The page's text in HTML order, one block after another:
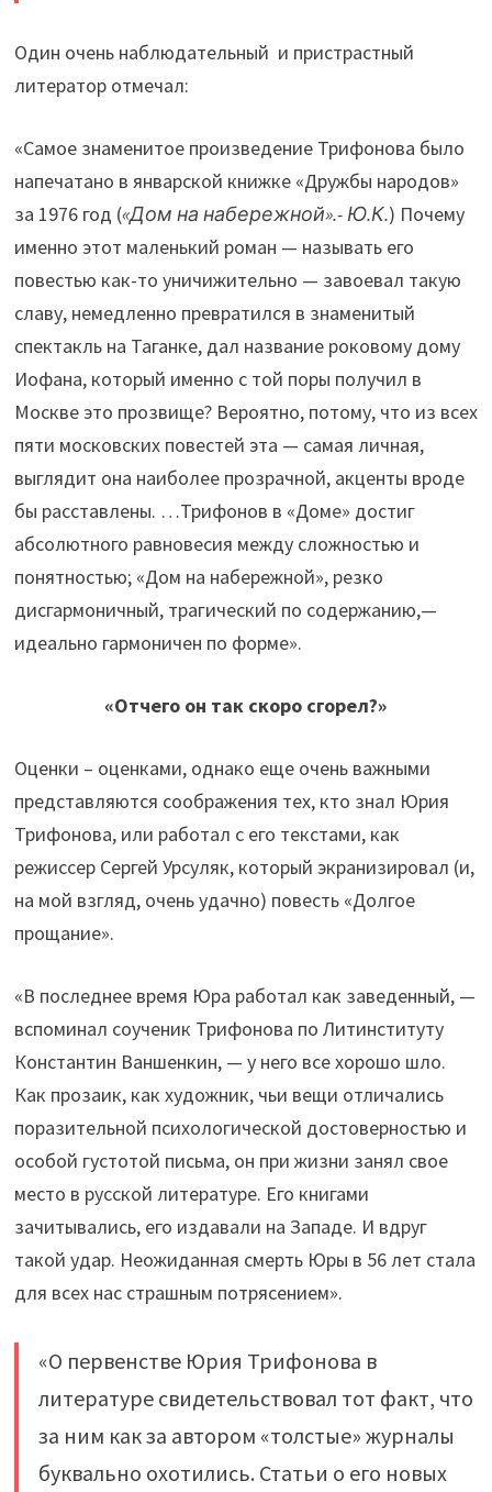
Один очень наблюдательный и пристрастный
литератор отмечал:
«Самое знаменитое произведение Трифонова было
напечатано в январской книжке «Дружбы народов»
за 1976 год («Дом на набережной».- Ю.К.) Почему
именно этот маленький роман — называть его
повестью как-то уничижительно — завоевал такую
славу, немедленно превратился в знаменитый
спектакль на Таганке, дал название роковому дому
Иофана, который именно с той поры получил в
Москве это прозвище? Вероятно, потому, что из всех
пяти московских повестей эта — самая личная,
выглядит она наиболее прозрачной, акценты вроде
бы расставлены. …Трифонов в «Доме» достиг
абсолютного равновесия между сложностью и
понятностью; «Дом на набережной», резко
дисгармоничный, трагический по содержанию,—
идеально гармоничен по форме».
«Отчего он так скоро сгорел?»
Оценки – оценками, однако еще очень важными
представляются соображения тех, кто знал Юрия
Трифонова, или работал с его текстами, как
режиссер Сергей Урсуляк, который экранизировал (и,
на мой взгляд, очень удачно) повесть «Долгое
прощание».
«В последнее время Юра работал как заведенный, —
вспоминал соученик Трифонова по Литинституту
Константин Ваншенкин, — у него все хорошо шло.
Как прозаик, как художник, чьи вещи отличались
поразительной психологической достоверностью и
особой густотой письма, он при жизни занял свое
место в русской литературе. Его книгами
зачитывались, его издавали на Западе. И вдруг
такой удар. Неожиданная смерть Юры в 56 лет стала
для всех нас страшным потрясением».
«О первенстве Юрия Трифонова в
литературе свидетельствовал тот факт, что
за ним как за автором «толстые» журналы
буквально охотились. Статьи о его новых